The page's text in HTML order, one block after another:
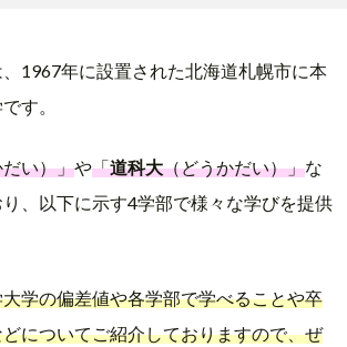
、1967年に設置された北海道札幌市に本
す。
い）」や「道科大（どうかだい）」な
、以下に示す4学部で様々な学びを提供
学の偏差値や各学部で学べることや卒
についてご紹介しておりますので、ぜ